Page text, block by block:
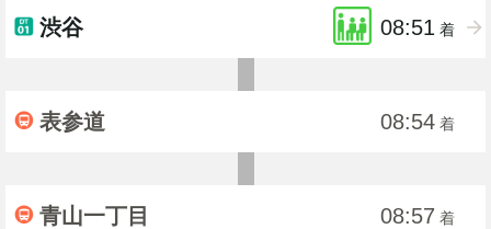
渋谷 08:51 着
表参道 08:54 着
青山一丁目 08:57 着